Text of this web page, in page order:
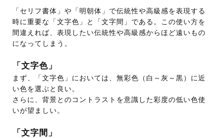
「セリフ書体」や「明朝体」で伝統性や高級感を表現する
時に重要な「文字色」と「文字間」である。この使い方を
間違えれば、表現したい伝統性や高級感からほど遠いもの
になってしまう。
「文字色」
まず、「文字色」においては、無彩色（白～灰～黒）に近
い色を選ぶと良い。
さらに、背景とのコントラストを意識した彩度の低い色使
いが望ましい。
「文字間」